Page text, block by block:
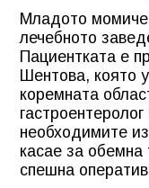
Младото момиче
лечебното
Пациентката е
Шентова, която
коремната
необходимите
касае за
спешна